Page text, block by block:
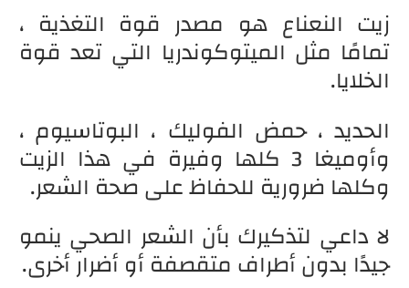
زيت النعناع هو مصدر قوة التغذية ،
تمامًا مثل الميتوكوندريا التي تعد قوة
الخلايا.
الحديد ، حمض الفوليك ، البوتاسيوم ،
وأوميغا 3 كلها وفيرة في هذا الزيت
وكلها ضرورية للحفاظ على صحة الشعر.
لا داعي لتذكيرك بأن الشعر الصحي ينمو
جيدًا بدون أطراف متقصفة أو أضرار أخرى.